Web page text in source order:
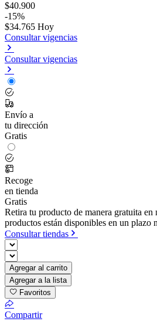
$40.900
-15%
$34.765 Hoy
Consultar vigencias
Consultar vigencias
Envío a
tu dirección
Gratis
Recoge
en tienda
Gratis
Retira tu producto de manera gratuita en
productos están disponibles en un plazo
Consultar tiendas
Agregar al carrito
Agregar a la lista
Favoritos
Compartir